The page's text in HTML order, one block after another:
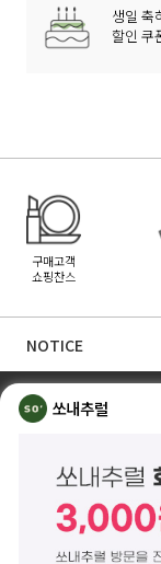
생일 축
할인 쿠
구매고객
쇼핑찬스
NOTICE
쏘내추럴 소개
사업자등록번호 261-81-21889
제품/배송 문의
마케팅 문의
본사 고객센터 문의 02-573-
쏘내추럴